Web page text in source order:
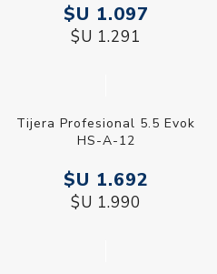
$U 1.097
$U 1.291
Tijera Profesional 5.5 Evok
HS-A-12
$U 1.692
$U 1.990